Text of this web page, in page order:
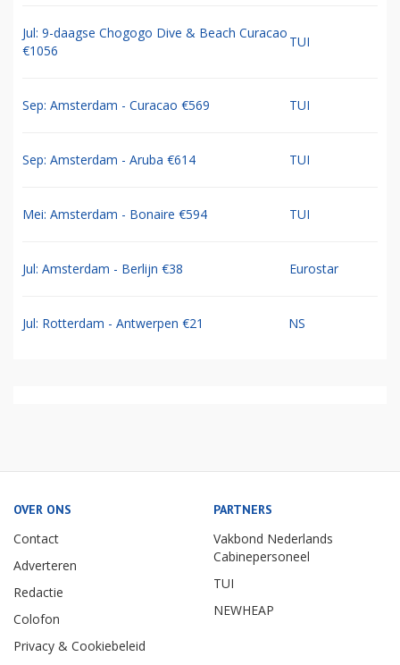
Jul: 9-daagse Chogogo Dive & Beach Curacao
€1056
TUI
Sep: Amsterdam - Curacao €569 TUI
Sep: Amsterdam - Aruba €614 TUI
Mei: Amsterdam - Bonaire €594 TUI
Jul: Amsterdam - Berlijn €38 Eurostar
Jul: Rotterdam - Antwerpen €21 NS
OVER ONS
Contact
Adverteren
Redactie
Colofon
Privacy & Cookiebeleid
PARTNERS
Vakbond Nederlands
Cabinepersoneel
TUI
NEWHEAP